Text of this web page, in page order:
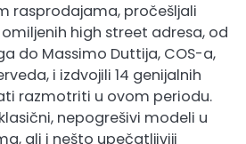
rasprodajama, pročešljali
high street adresa, od
do Massimo Duttija, COS-a,
i izdvojili 14 genijalnih
razmotriti u ovom periodu.
nepogrešivi modeli u
ali i nešto upečatljiviji